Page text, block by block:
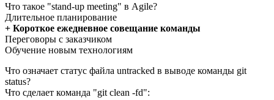
Что такое "stand-up meeting" в Agile?
Длительное планирование
+ Короткое ежедневное совещание команды
Переговоры с заказчиком
Обучение новым технологиям
Что означает статус файла untracked в выводе команды git
status?
Что сделает команда "git clean -fd":